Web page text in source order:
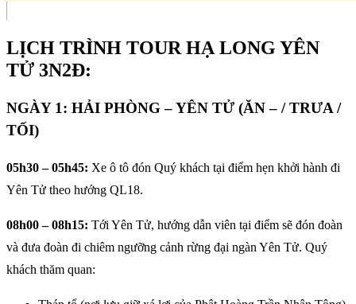
LỊCH TRÌNH TOUR HẠ LONG YÊN
TỬ 3N2Đ:
NGÀY 1: HẢI PHÒNG – YÊN TỬ (ĂN – / TRƯA /
TỐI)
05h30 – 05h45: Xe ô tô đón Quý khách tại điểm hẹn khởi hành đi
Yên Tử theo hướng QL18.
08h00 – 08h15: Tới Yên Tử, hướng dẫn viên tại điểm sẽ đón đoàn
và đưa đoàn đi chiêm ngưỡng cảnh rừng đại ngàn Yên Tử. Quý
khách thăm quan: